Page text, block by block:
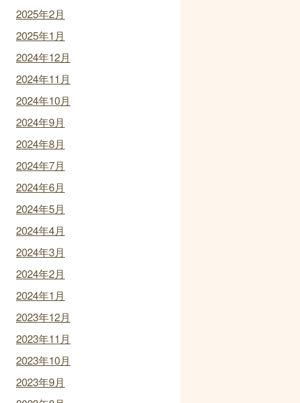
2025年2月
2025年1月
2024年12月
2024年11月
2024年10月
2024年9月
2024年8月
2024年7月
2024年6月
2024年5月
2024年4月
2024年3月
2024年2月
2024年1月
2023年12月
2023年11月
2023年10月
2023年9月